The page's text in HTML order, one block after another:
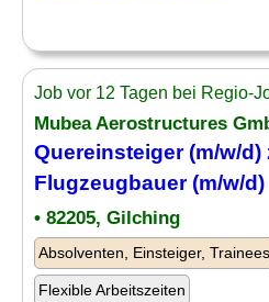
Job vor 12 Tagen bei Regio-
Mubea Aerostructures
Quereinsteiger (m/w/d)
Flugzeugbauer(m/w/d)
• 82205, Gilching
Absolventen, Einsteiger, Trainees
Flexible Arbeitszeiten